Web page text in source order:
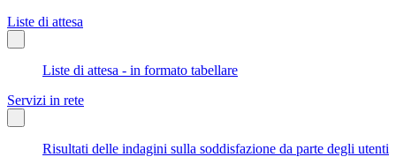
Liste di attesa
Liste di attesa - in formato tabellare
Servizi in rete
Risultati delle indagini sulla soddisfazione da parte degli utenti